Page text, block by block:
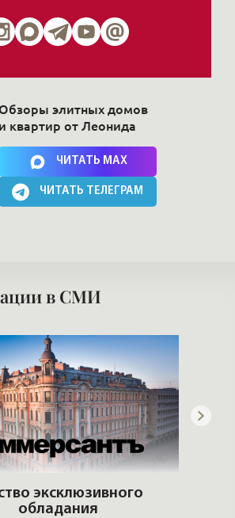
Вы соглашаетесь c политикой сайта
Обзоры элитных домов
и квартир от Леонида
ЧИТАТЬ MAX
ЧИТАТЬ ТЕЛЕГРАМ
в СМИ
эксклюзивного
обладания